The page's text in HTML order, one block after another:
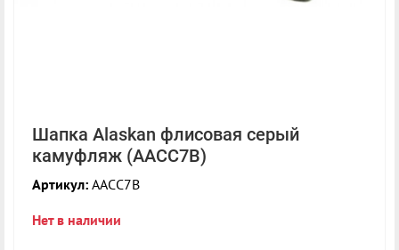
Шапка Alaskan флисовая cерый
камуфляж (AACC7B)
Артикул: AACC7B
Нет в наличии